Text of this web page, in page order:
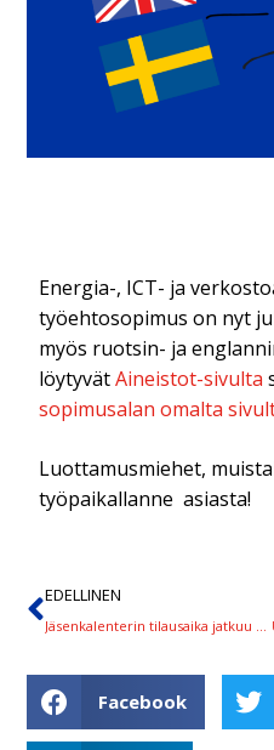
Energia-, ICT- ja
työehtosopimus on nyt
myös ruotsin- ja
löytyvätAineistot-sivulta
sopimusalan omalta
Luottamusmiehet,
työpaikallanne asiasta!
EDELLINEN
Facebook